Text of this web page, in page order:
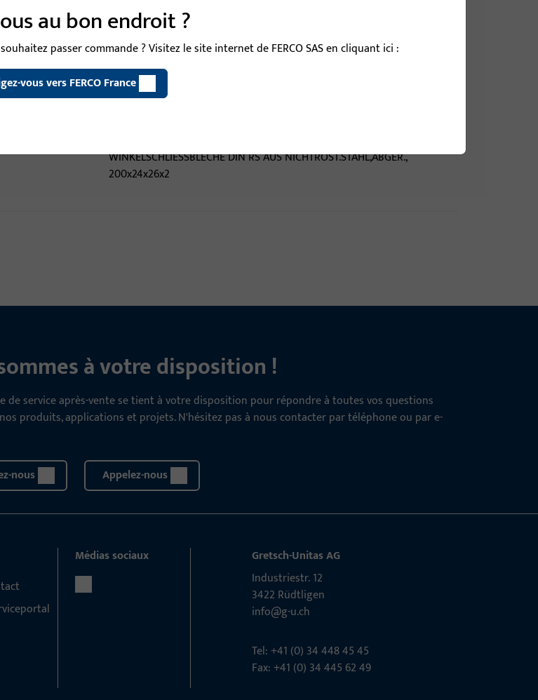
WINKELSCHLIESSBLECHE DIN LS AUS NICHTROST.STAHL,ECKIG,
200x24x26x2
WINKELSCHLIESSBLECHE DIN RS AUS NICHTROST.STAHL,ECKIG,
200x24x26x2
WINKELSCHLIESSBLECHE DIN RS AUS NICHTROST.STAHL,ABGER.,
200x24x26x2
à votre disposition !
de service après-vente se tient à votre disposition pour répondre à toutes vos questions
produits, applications et projets. N'hésitez pas à nous contacter par téléphone ou par e-
nous Appelez-nous
au bon endroit ?
passer commande ? Visitez le site internet de FERCO SAS en cliquant ici :
vous vers FERCO France
Médias sociaux
Gretsch-Unitas AG
Indu­s­triestr. 12
3422 Rüdt­ligen
info@g-u.ch
Tel: +41 (0) 34 448 45 45
Fax: +41 (0) 34 445 62 49